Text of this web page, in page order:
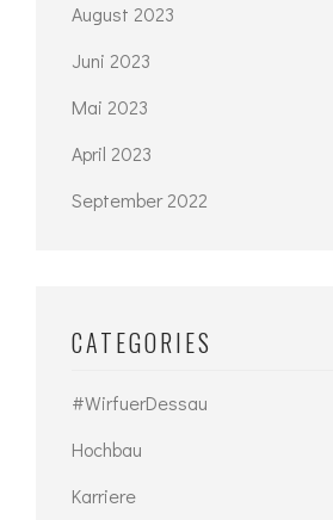
August 2023
Juni 2023
Mai 2023
April 2023
September 2022
CATEGORIES
#WirfuerDessau
Hochbau
Karriere